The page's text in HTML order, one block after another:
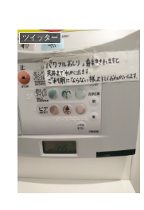
ツイッター